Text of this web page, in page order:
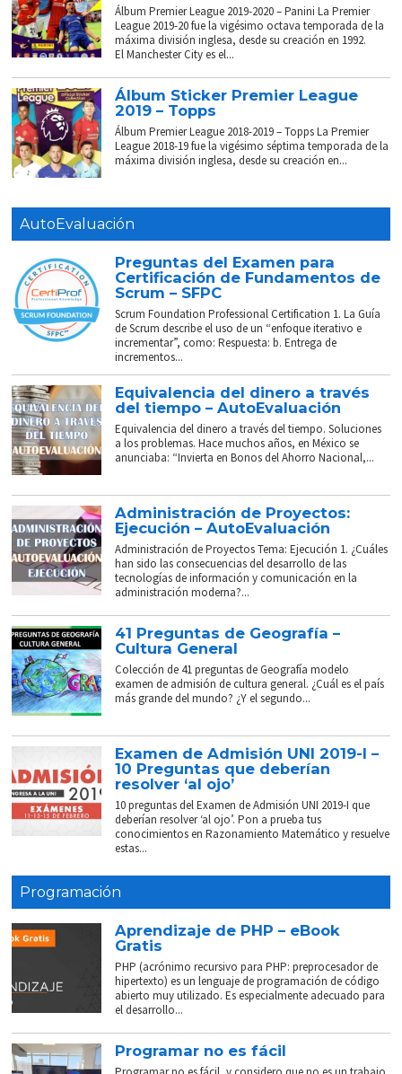
Álbum Premier League 2019-2020 – Panini La Premier
League 2019-20 fue la vigésimo octava temporada de la
máxima división inglesa, desde su creación en 1992.
El Manchester City es el...
Álbum Sticker Premier League
2019 – Topps
Álbum Premier League 2018-2019 – Topps La Premier
League 2018-19 fue la vigésimo séptima temporada de la
máxima división inglesa, desde su creación en...
AutoEvaluación
Preguntas del Examen para
Certificación de Fundamentos de
Scrum – SFPC
Scrum Foundation Professional Certification 1. La Guía
de Scrum describe el uso de un “enfoque iterativo e
incrementar”, como: Respuesta: b. Entrega de
incrementos...
Equivalencia del dinero a través
del tiempo – AutoEvaluación
Equivalencia del dinero a través del tiempo. Soluciones
a los problemas. Hace muchos años, en México se
anunciaba: “Invierta en Bonos del Ahorro Nacional,...
Administración de Proyectos:
Ejecución – AutoEvaluación
Administración de Proyectos Tema: Ejecución 1. ¿Cuáles
han sido las consecuencias del desarrollo de las
tecnologías de información y comunicación en la
administración moderna?...
41 Preguntas de Geografía –
Cultura General
Colección de 41 preguntas de Geografía modelo
examen de admisión de cultura general. ¿Cuál es el país
más grande del mundo? ¿Y el segundo...
Examen de Admisión UNI 2019-I –
10 Preguntas que deberían
resolver ‘al ojo’
10 preguntas del Examen de Admisión UNI 2019-I que
deberían resolver ‘al ojo’. Pon a prueba tus
conocimientos en Razonamiento Matemático y resuelve
estas...
Programación
Aprendizaje de PHP – eBook
Gratis
PHP (acrónimo recursivo para PHP: preprocesador de
hipertexto) es un lenguaje de programación de código
abierto muy utilizado. Es especialmente adecuado para
el desarrollo...
Programar no es fácil